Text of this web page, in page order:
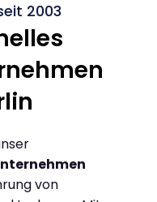
2003
von